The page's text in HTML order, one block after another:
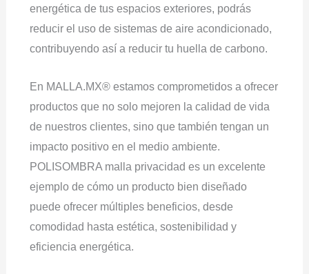
energética de tus espacios exteriores, podrás
reducir el uso de sistemas de aire acondicionado,
contribuyendo así a reducir tu huella de carbono.
En MALLA.MX® estamos comprometidos a ofrecer
productos que no solo mejoren la calidad de vida
de nuestros clientes, sino que también tengan un
impacto positivo en el medio ambiente.
POLISOMBRA malla privacidad es un excelente
ejemplo de cómo un producto bien diseñado
puede ofrecer múltiples beneficios, desde
comodidad hasta estética, sostenibilidad y
eficiencia energética.